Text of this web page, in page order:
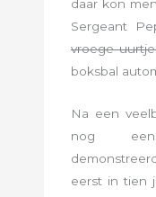
daar kon
Sergeant
vroege
boksbal
Na een
nog
eerst in tien